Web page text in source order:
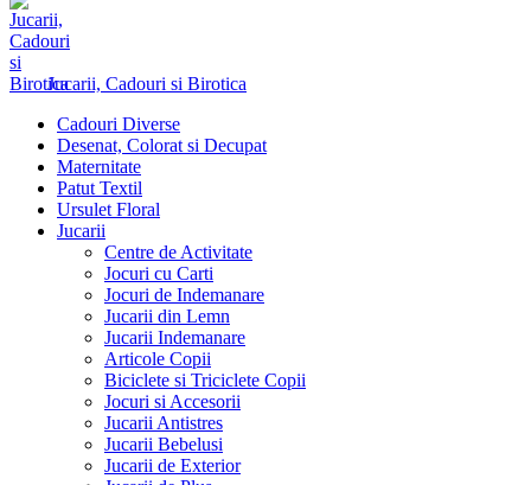
Jucarii, Cadouri si Birotica
Cadouri Diverse
Desenat, Colorat si Decupat
Maternitate
Patut Textil
Ursulet Floral
Jucarii
Centre de Activitate
Jocuri cu Carti
Jocuri de Indemanare
Jucarii din Lemn
Jucarii Indemanare
Articole Copii
Biciclete si Triciclete Copii
Jocuri si Accesorii
Jucarii Antistres
Jucarii Bebelusi
Jucarii de Exterior